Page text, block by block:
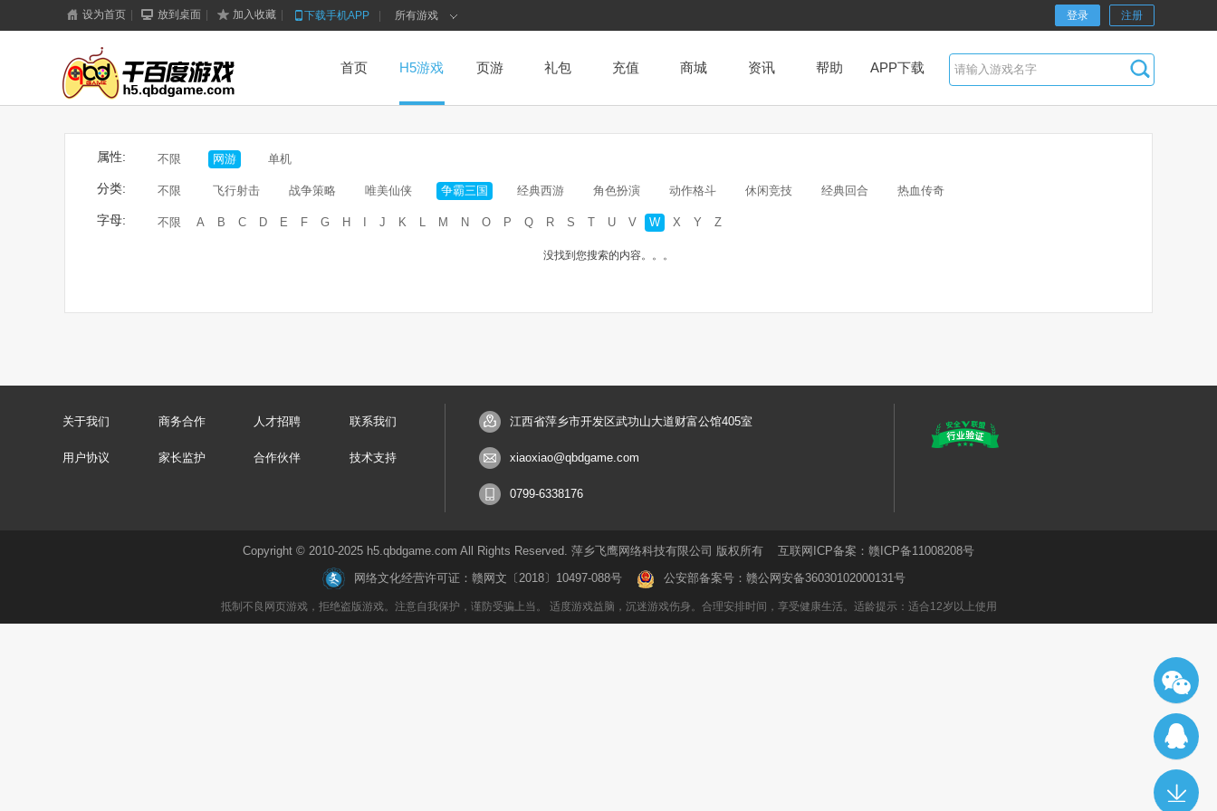
设为首页 放到桌面 加入收藏 下载手机APP 所有游戏 登录 注册
首页 H5游戏 页游 礼包 充值 商城 资讯 帮助 APP下载
属性: 不限 网游 单机
分类: 不限 飞行射击 战争策略 唯美仙侠 争霸三国 经典西游 角色扮演 动作格斗 休闲竞技 经典回合 热血传奇
字母: 不限 A B C D E F G H I J K L M N O P Q R S T U V W X Y Z
没找到您搜索的内容。。。
关于我们 商务合作 人才招聘 联系我们
用户协议 家长监护 合作伙伴 技术支持
江西省萍乡市开发区武功山大道财富公馆405室
xiaoxiao@qbdgame.com
0799-6338176
Copyright © 2010-2025 h5.qbdgame.com All Rights Reserved. 萍乡飞鹰网络科技有限公司 版权所有 互联网ICP备案： 赣ICP备11008208号
网络文化经营许可证： 赣网文〔2018〕10497-088号 公安部备案号： 赣公网安备36030102000131号
抵制不良网页游戏，拒绝盗版游戏。注意自我保护，谨防受骗上当。 适度游戏益脑，沉迷游戏伤身。合理安排时间，享受健康生活。适龄提示：适合12岁以上使用